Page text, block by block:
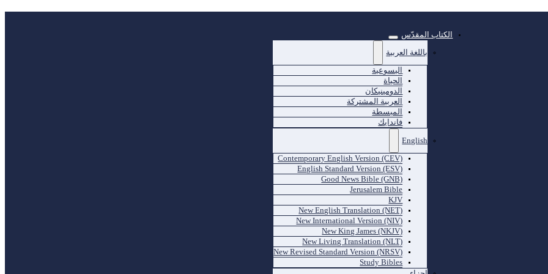
الكتاب المقدّس
باللغة العربية
اليسوعية
الحياة
الدومينيكان
العربية المشتركة
المبسطة
فاندايك
English
Contemporary English Version (CEV)
English Standard Version (ESV)
Good News Bible (GNB)
Jerusalem Bible
KJV
New English Translation (NET)
New International Version (NIV)
New King James (NKJV)
New Living Translation (NLT)
New Revised Standard Version (NRSV)
Study Bibles